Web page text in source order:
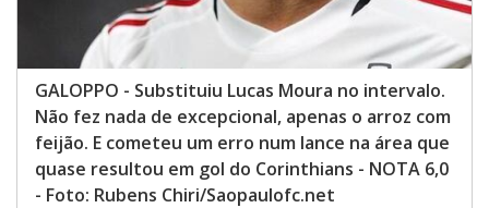
GALOPPO - Substituiu Lucas Moura no intervalo.
Não fez nada de excepcional, apenas o arroz com
feijão. E cometeu um erro num lance na área que
quase resultou em gol do Corinthians - NOTA 6,0
- Foto: Rubens Chiri/Saopaulofc.net